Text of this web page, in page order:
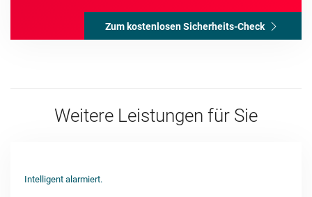
Zum kostenlosen Sicherheits-Check
Weitere Leistungen für Sie
Intelligent alarmiert.